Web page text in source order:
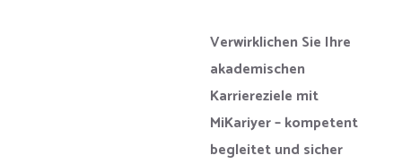
Verwirklichen Sie Ihre
akademischen
Karriereziele mit
MiKariyer – kompetent
begleitet und sicher